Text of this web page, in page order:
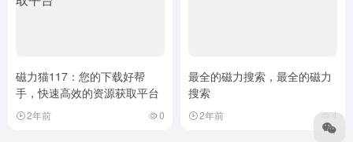
磁力猫117：您的下载好帮
手，快速高效的资源获取平台
2年前 0
最全的磁力搜索，最全的磁力
搜索
2年前 4